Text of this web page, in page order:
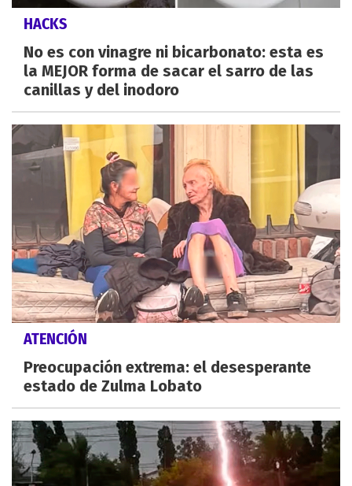
HACKS
No es con vinagre ni bicarbonato: esta es
la MEJOR forma de sacar el sarro de las
canillas y del inodoro
ATENCIÓN
Preocupación extrema: el desesperante
estado de Zulma Lobato